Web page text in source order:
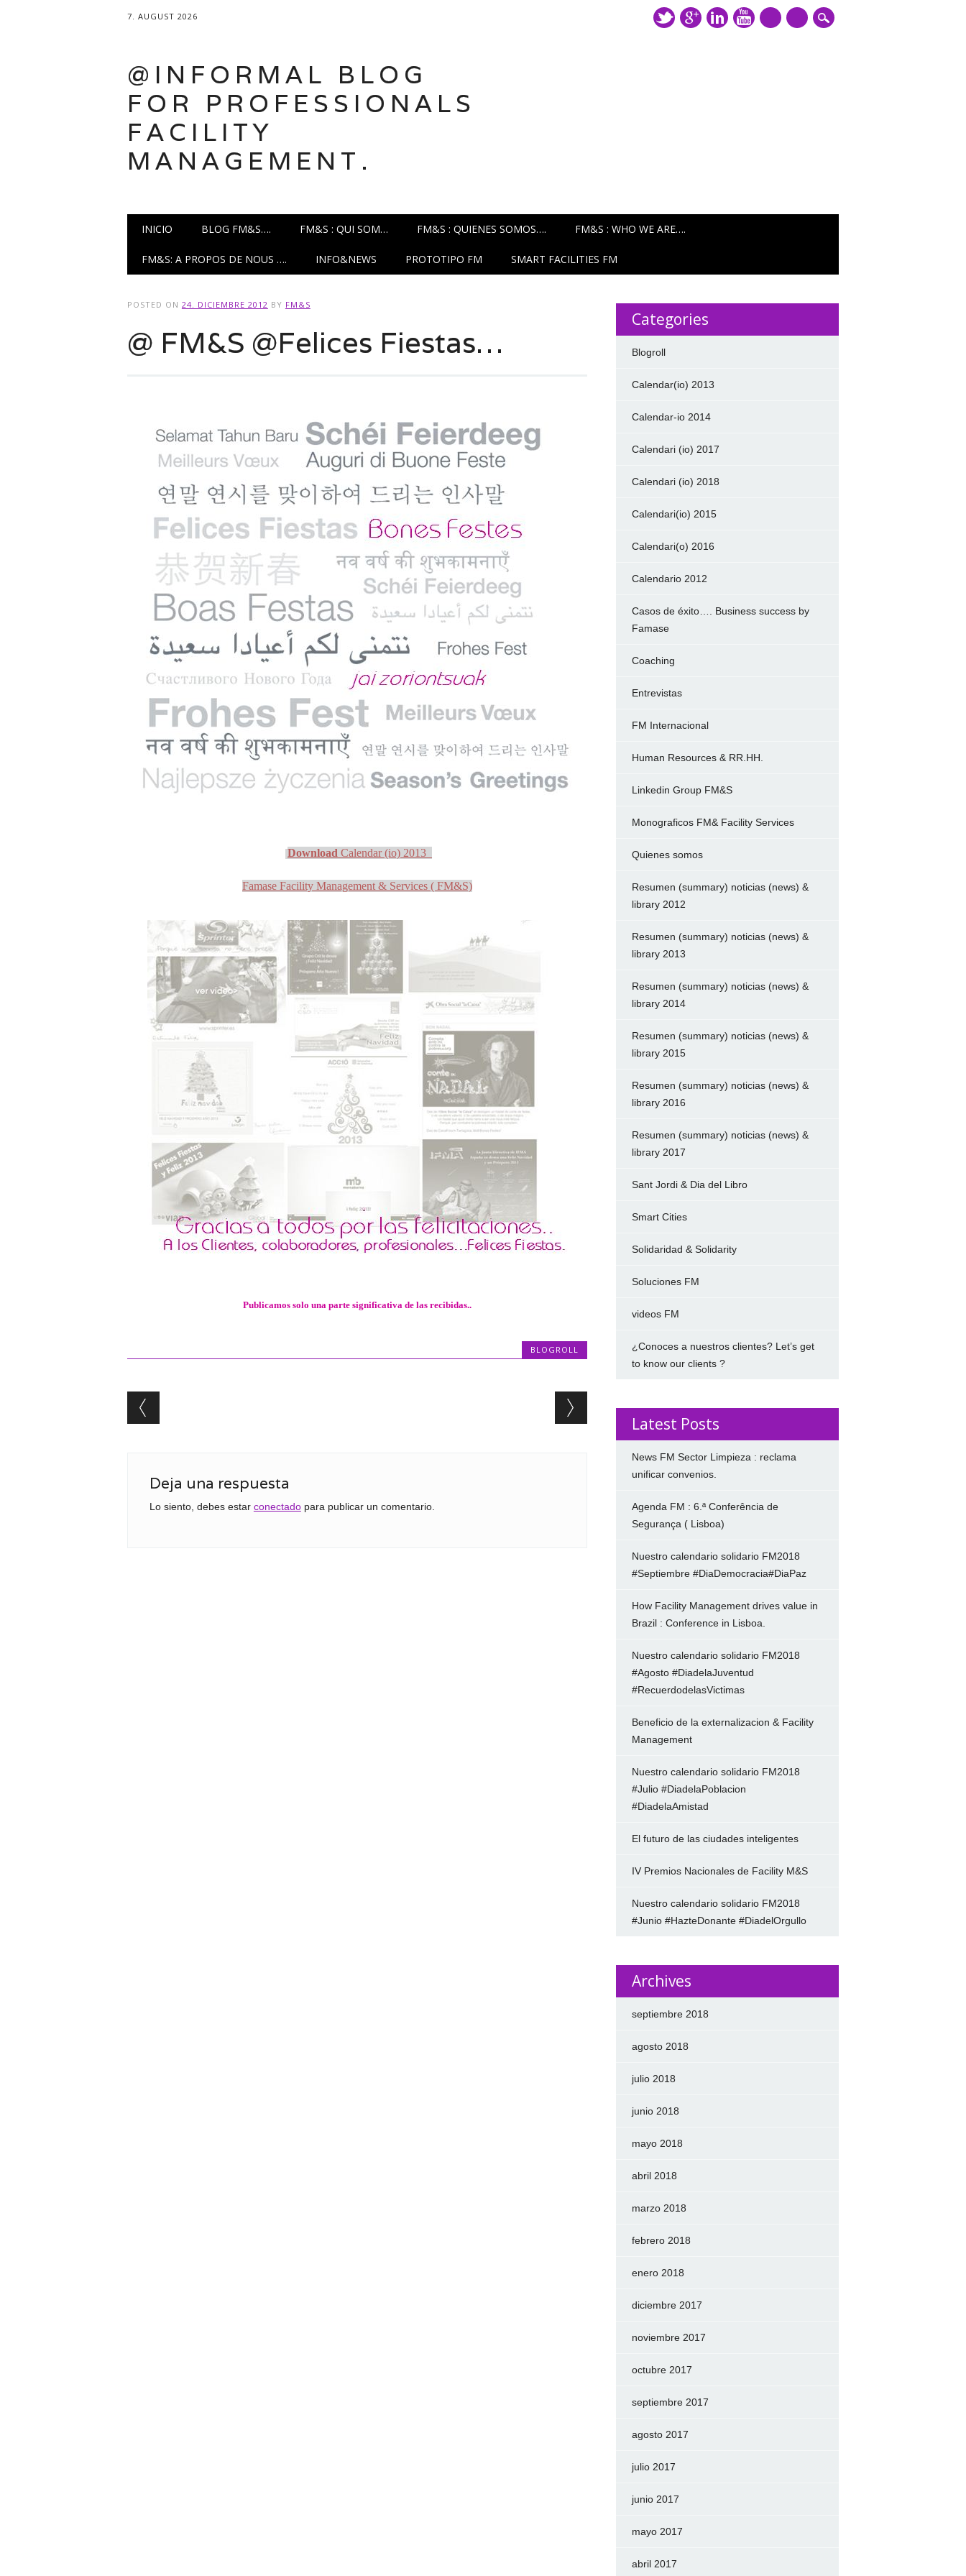
7. AUGUST 2026
mail
@INFORMAL BLOG
FOR PROFESSIONALS
FACILITY
MANAGEMENT.
Main menu
INICIO BLOG FM&S…. FM&S : QUI SOM… FM&S : QUIENES SOMOS…. FM&S : WHO WE ARE….
FM&S: A PROPOS DE NOUS …. INFO&NEWS PROTOTIPO FM SMART FACILITIES FM
POSTED ON 24. DICIEMBRE 2012 BY FM&S
@ FM&S @Felices Fiestas…
DownloadCalendar (io) 2013
Famase Facility Management & Services ( FM&S)
Publicamos solo una parte significativa de las recibidas..
BLOGROLL
Post navigation
Deja una respuesta
Lo siento, debes estar conectadopara publicar un comentario.
Categories
Blogroll
Calendar(io) 2013
Calendar-io 2014
Calendari (io) 2017
Calendari (io) 2018
Calendari(io) 2015
Calendari(o) 2016
Calendario 2012
Casos de éxito…. Business success by
Famase
Coaching
Entrevistas
FM Internacional
Human Resources & RR.HH.
Linkedin Group FM&S
Monograficos FM& Facility Services
Quienes somos
Resumen (summary) noticias (news) &
library 2012
Resumen (summary) noticias (news) &
library 2013
Resumen (summary) noticias (news) &
library 2014
Resumen (summary) noticias (news) &
library 2015
Resumen (summary) noticias (news) &
library 2016
Resumen (summary) noticias (news) &
library 2017
Sant Jordi & Dia del Libro
Smart Cities
Solidaridad & Solidarity
Soluciones FM
videos FM
¿Conoces a nuestros clientes? Let’s get
to know our clients ?
Latest Posts
News FM Sector Limpieza : reclama
unificar convenios.
Agenda FM : 6.ª Conferência de
Segurança ( Lisboa)
Nuestro calendario solidario FM2018
#Septiembre #DiaDemocracia#DiaPaz
How Facility Management drives value in
Brazil : Conference in Lisboa.
Nuestro calendario solidario FM2018
#Agosto #DiadelaJuventud
#RecuerdodelasVictimas
Beneficio de la externalizacion & Facility
Management
Nuestro calendario solidario FM2018
#Julio #DiadelaPoblacion
#DiadelaAmistad
El futuro de las ciudades inteligentes
IV Premios Nacionales de Facility M&S
Nuestro calendario solidario FM2018
#Junio #HazteDonante #DiadelOrgullo
Archives
septiembre 2018
agosto 2018
julio 2018
junio 2018
mayo 2018
abril 2018
marzo 2018
febrero 2018
enero 2018
diciembre 2017
noviembre 2017
octubre 2017
septiembre 2017
agosto 2017
julio 2017
junio 2017
mayo 2017
abril 2017